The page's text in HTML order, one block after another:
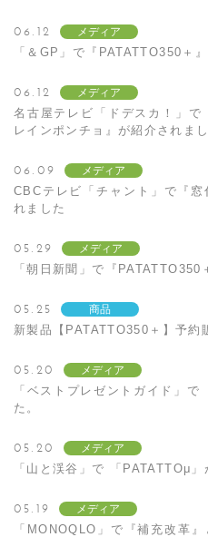
06.12 メディア
「＆GP」で『PATATTO350＋
06.12 メディア
名古屋テレビ「ドデスカ！」で
レインポンチョ』が紹介されま
06.09 メディア
CBCテレビ「チャント」で『
れました
05.29 メディア
「朝日新聞」で『PATATTO350
05.25 商品
新製品【PATATTO350＋】予約
05.20 メディア
「ベストプレゼントガイド」
た。
05.20 メディア
「山と渓谷」で 「PATATTOμ」
05.19 メディア
「MONOQLO」で『補充改革